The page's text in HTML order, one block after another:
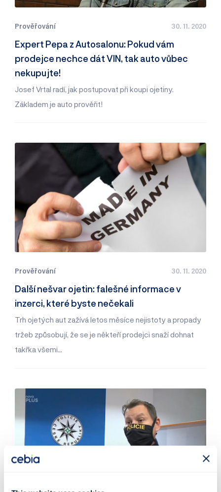
Prověřování 30. 11. 2020
Expert Pepa z Autosalonu: Pokud vám
prodejce nechce dát VIN, tak auto vůbec
nekupujte!
Josef Vrtal radí, jak postupovat při koupi ojetiny.
Základem je auto prověřit!
Prověřování 30. 11. 2020
Další nešvar ojetin: falešné informace v
inzerci, které byste nečekali
Trh ojetých aut zažívá letos měsíce nejistoty a propady
tržeb způsobují, že se je někteří prodejci snaží dohnat
takřka všemi…